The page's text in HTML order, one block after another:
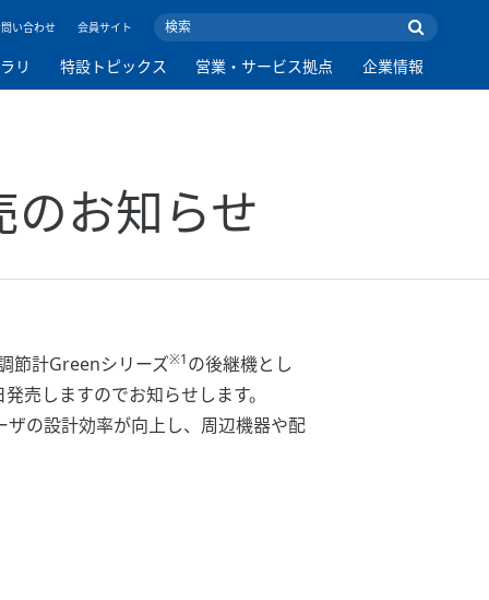
い合わせ 会員サイト
リ 特設トピックス 営業・サービス拠点 企業情報
お知らせ
節計Greenシリーズ※1の後継機とし
売しますのでお知らせします。
の設計効率が向上し、周辺機器や配